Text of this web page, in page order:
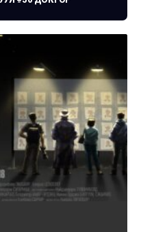
#29 СГЗ С.ЦОГТБАЯР
#28 ХУУЛЬЧ